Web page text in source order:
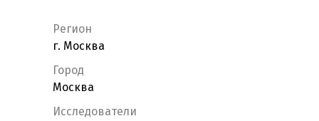
Регион
г. Москва
Город
Москва
Исследователи